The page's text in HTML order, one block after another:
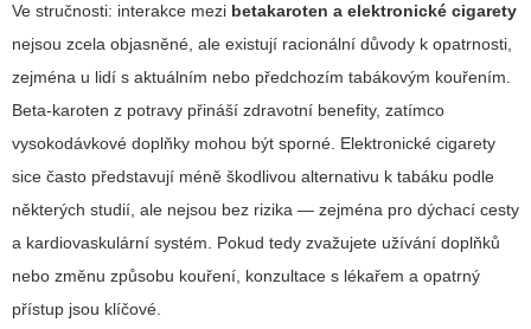
Ve stručnosti: interakce mezi betakaroten a elektronické cigarety
nejsou zcela objasněné, ale existují racionální důvody k opatrnosti,
zejména u lidí s aktuálním nebo předchozím tabákovým kouřením.
Beta-karoten z potravy přináší zdravotní benefity, zatímco
vysokodávkové doplňky mohou být sporné. Elektronické cigarety
sice často představují méně škodlivou alternativu k tabáku podle
některých studií, ale nejsou bez rizika — zejména pro dýchací cesty
a kardiovaskulární systém. Pokud tedy zvažujete užívání doplňků
nebo změnu způsobu kouření, konzultace s lékařem a opatrný
přístup jsou klíčové.